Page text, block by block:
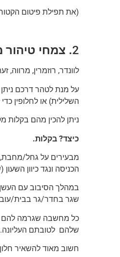
(את תפילת פיטום
2. צמחי טיהור
לוונדר, רוזמרין, מרווה,
על מנת לטהר דרכם ניתן
השלילית) או לחלופין
ניתן להכין מהם
כיצד? בקלות.
מבעירים על גחל/
הכניסה ונגד כיוון
במהלך הסיבוב עם
שגר בחדר/גר בבית/
כל מחשבה שגרמה להם
שלהם לטובתם העליונה.
חשוב מאוד להשאיר